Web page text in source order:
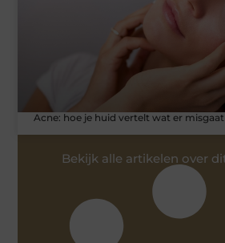
Acne: hoe je huid vertelt wat er misgaat
Bekijk alle artikelen over